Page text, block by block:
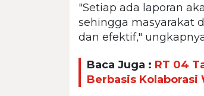
"Setiap ada laporan
sehingga masyarakat
dan efektif,"
Baca Juga : RT 04
Berbasis Kolaborasi